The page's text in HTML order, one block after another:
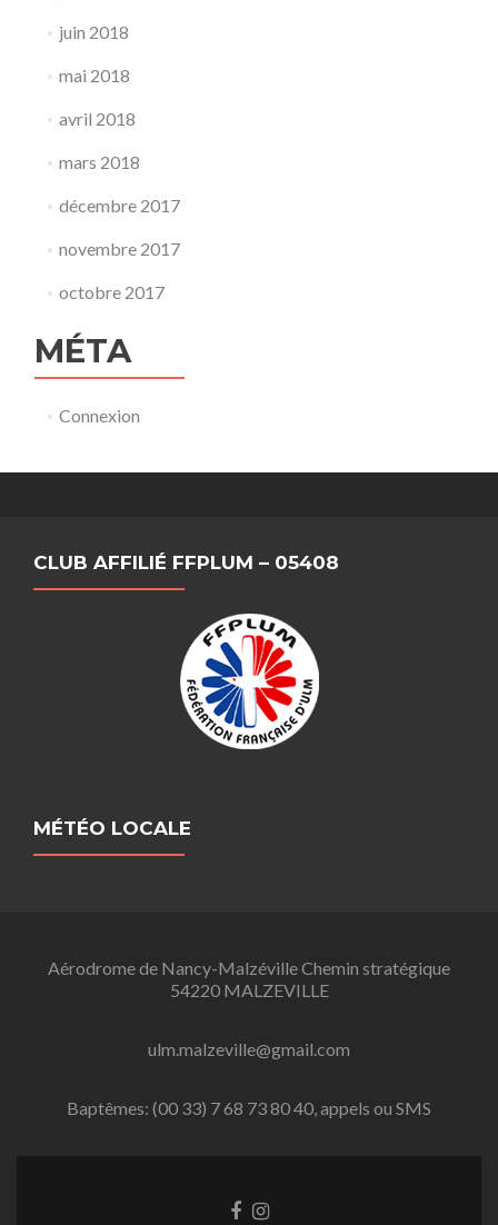
juin 2018
mai 2018
avril 2018
mars 2018
décembre 2017
novembre 2017
octobre 2017
MÉTA
Connexion
CLUB AFFILIÉ FFPLUM – 05408
MÉTÉO LOCALE
Aérodrome de Nancy-Malzéville Chemin stratégique
54220 MALZEVILLE
ulm.malzeville@gmail.com
Baptêmes: (00 33) 7 68 73 80 40, appels ou SMS
L L